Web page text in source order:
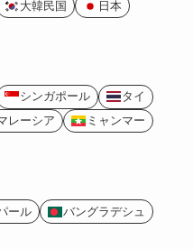
大韓民国
日本
シンガポール
タイ
レーシア
ミャンマー
ール
バングラデシュ